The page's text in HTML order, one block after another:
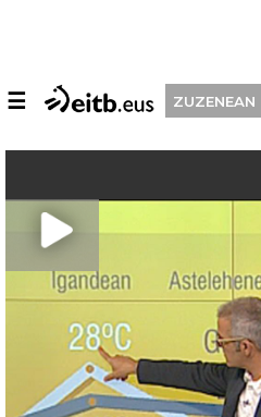
☰ ZUZENEAN